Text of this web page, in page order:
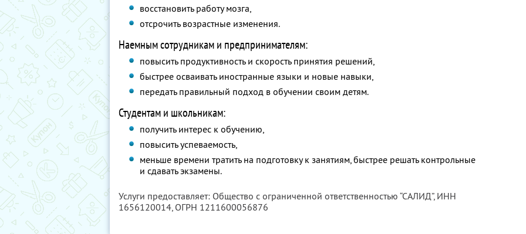
восстановить работу мозга,
отсрочить возрастные изменения.
Наемным сотрудникам и предпринимателям:
повысить продуктивность и скорость принятия решений,
быстрее осваивать иностранные языки и новые навыки,
передать правильный подход в обучении своим детям.
Студентам и школьникам:
получить интерес к обучению,
повысить успеваемость,
меньше времени тратить на подготовку к занятиям, быстрее решать контрольные
и сдавать экзамены.
Услуги предоставляет: Общество с ограниченной ответственностью “САЛИД”, ИНН
1656120014, ОГРН 1211600056876